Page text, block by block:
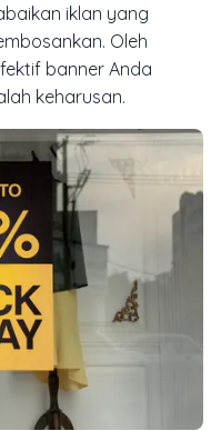
iklan yang
Oleh
banner Anda
keharusan.